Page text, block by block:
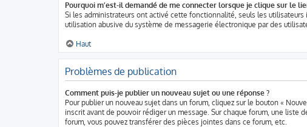
Pourquoi m’est-il demandé de me connecter lorsque je clique sur le
Si les administrateurs ont activé cette fonctionnalité, seuls les
utilisation abusive du système de messagerie électronique par des
Haut
Problèmes de publication
Comment puis-je publier un nouveau sujet ou une réponse ?
Pour publier un nouveau sujet dans un forum, cliquez sur le bouton «
inscrit avant de pouvoir rédiger un message. Sur chaque forum, une liste
forum, vous pouvez transférer des pièces jointes dans ce forum, etc.